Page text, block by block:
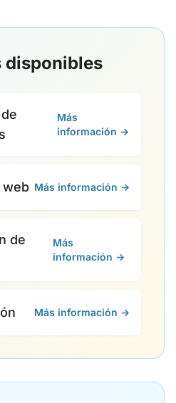
disponibles
Más
información →
web Más información →
de
Más
información →
Más información →